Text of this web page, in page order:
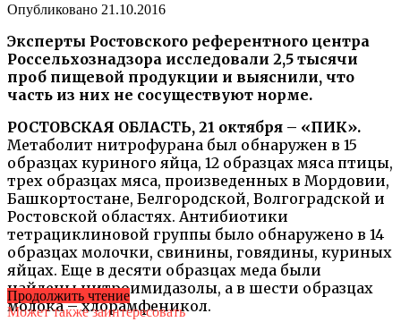
Опубликовано 21.10.2016
Эксперты Ростовского референтного центра
Россельхознадзора исследовали 2,5 тысячи
проб пищевой продукции и выяснили, что
часть из них не сосуществуют норме.
РОСТОВСКАЯ ОБЛАСТЬ, 21 октября – «ПИК».
Метаболит нитрофурана был обнаружен в 15
образцах куриного яйца, 12 образцах мяса птицы,
трех образцах мяса, произведенных в Мордовии,
Башкортостане, Белгородской, Волгоградской и
Ростовской областях. Антибиотики
тетрациклиновой группы было обнаружено в 14
образцах молочки, свинины, говядины, куриных
яйцах. Еще в десяти образцах меда были
найдены нитроимидазолы, а в шести образцах
молока – хлорамфеникол.
Продолжить чтение
Может также заинтересовать